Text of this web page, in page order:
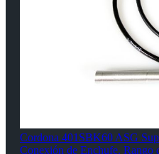
Cordona 401SBK60 ASG
Conexión de Enchufe, Rango